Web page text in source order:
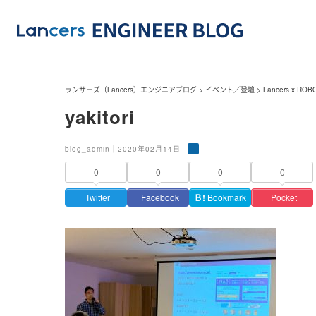
ランサーズ（Lancers）エンジニアブログ > イベント／登壇 > Lancers x
yakitori
blog_admin｜2020年02月14日
0
Twitter
0
Facebook
0
Ｂ! Bookmark
0
Pocket